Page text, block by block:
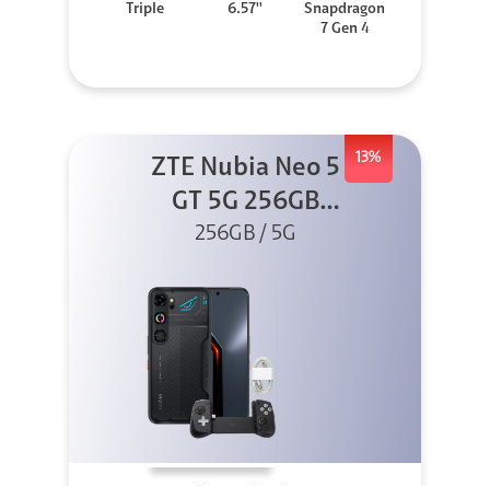
Triple
6.57''
Snapdragon
7 Gen 4
13%
ZTE Nubia Neo 5
GT 5G 256GB
Negro + GPAD +
256GB / 5G